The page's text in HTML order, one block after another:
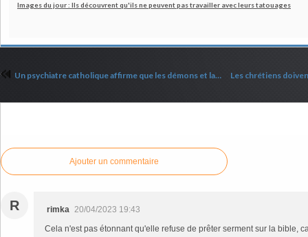
Images du jour : Ils découvrent qu'ils ne peuvent pas travailler avec leurs tatouages
Un psychiatre catholique affirme que les démons et la possession sont réels
Ajouter un commentaire
R rimka 20/04/2023 19:43
Cela n'est pas étonnant qu'elle refuse de prêter serment sur la bible,